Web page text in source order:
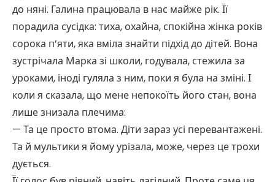
до няні. Галина працювала в нас майже рік. Її
порадила сусідка: тиха, охайна, спокійна жінка років
сорока п’яти, яка вміла знайти підхід до дітей. Вона
зустрічала Марка зі школи, годувала, стежила за
уроками, іноді гуляла з ним, поки я була на зміні. І
коли я сказала, що мене непокоїть його стан, вона
лише знизала плечима:
— Та це просто втома. Діти зараз усі перевантажені.
Та й мультики я йому урізала, може, через це трохи
дується.